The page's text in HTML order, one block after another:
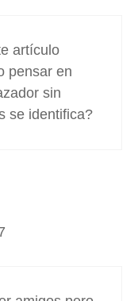
artículo
pensar en
sin
se identifica?